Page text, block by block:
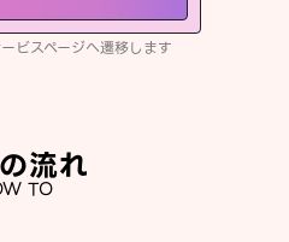
ビスページへ遷移します
流れ
TO